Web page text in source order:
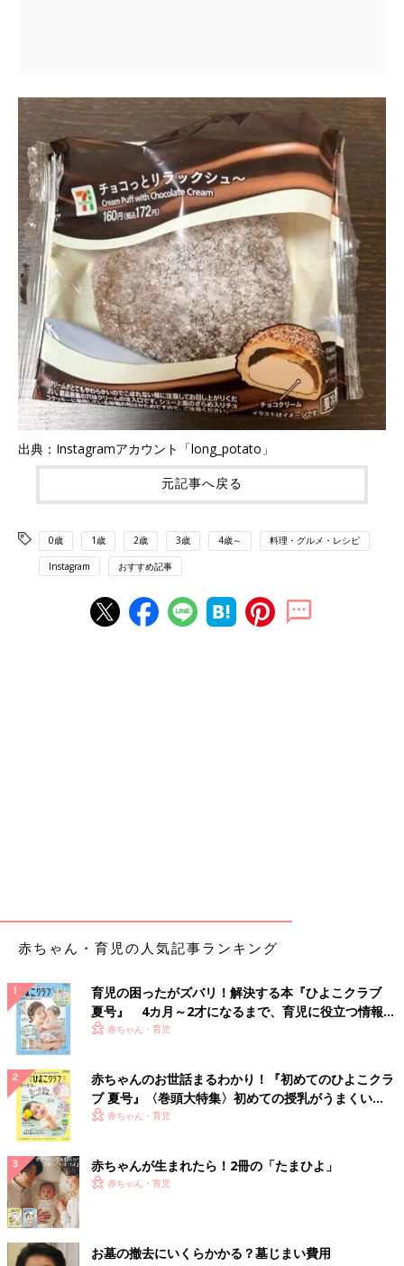
出典：Instagramアカウント「long_potato」
元記事へ戻る
0歳 1歳 2歳 3歳 4歳～ 料理・グルメ・レシピ
Instagram おすすめ記事
赤ちゃん・育児の人気記事ランキング
育児の困ったがズバリ！解決する本『ひよこクラブ
夏号』 4カ月～2才になるまで、育児に役立つ情報が
いっぱい！
赤ちゃん・育児
赤ちゃんのお世話まるわかり！『初めてのひよこクラ
ブ 夏号』〈巻頭大特集〉初めての授乳がうまくい
く！ おっぱい・ミルクの基本と夏のトラブル 解決テ
赤ちゃん・育児
赤ちゃんが生まれたら！2冊の「たまひよ」
赤ちゃん・育児
お墓の撤去にいくらかかる？墓じまい費用